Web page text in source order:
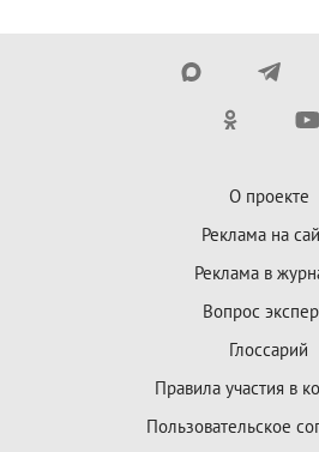
О проекте
Реклама на
Реклама в
Вопрос
Глоссарий
Правила участия в
Пользовательское